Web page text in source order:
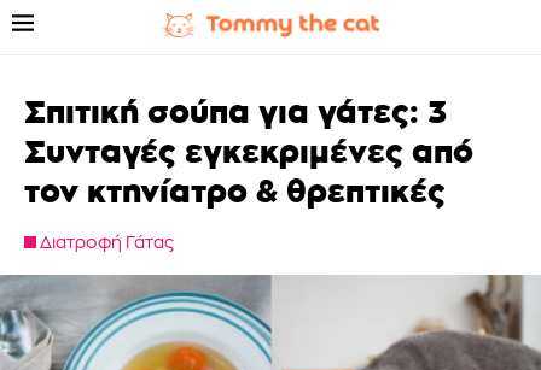
Σπιτική σούπα για γάτες: 3
Συνταγές εγκεκριμένες από
τον κτηνίατρο & θρεπτικές
Διατροφή Γάτας